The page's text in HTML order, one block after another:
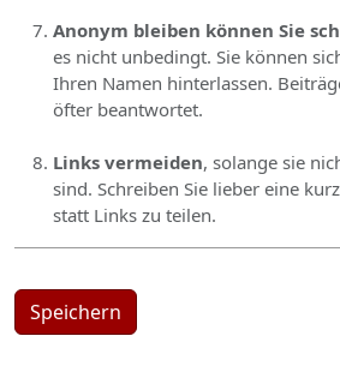
Anonym bleiben können Sie
es nicht unbedingt. Sie können
Ihren Namen hinterlassen.
öfter beantwortet.
Links vermeiden, solange sie
sind. Schreiben Sie lieber eine
statt Links zu teilen.
Speichern